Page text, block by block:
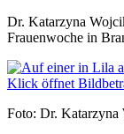
Dr. Katarzyna
Frauenwoche in
Foto: Dr. Katarzyna